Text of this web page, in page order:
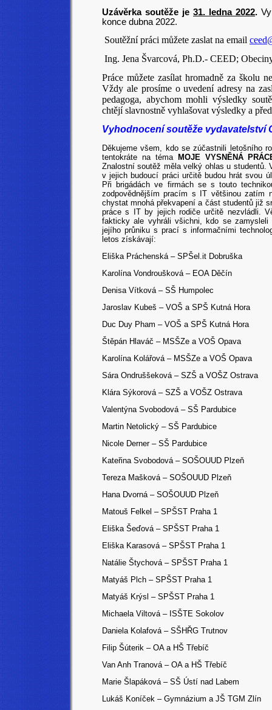
Uzávěrka soutěže je 31. ledna 2022.
konce dubna 2022.
Soutěžní práci můžete zaslat na email
Ing. Jena Švarcová, Ph.D.- CEED;
Práce můžete zasílat hromadně za školu
Vždy ale prosíme o uvedení adresy na
pedagoga, abychom mohli výsledky
chtějí slavnostně vyhlašovat výsledky a
Vyhodnocení soutěže vydavatelství
Děkujeme všem, kdo se zúčastnili letošního
tentokráte na téma MOJE VYSNĚNÁ
Znalostní soutěž měla velký ohlas u studentů.
v jejich budoucí práci určitě budou hrát svou
Při brigádách ve firmách se s touto
zodpovědnějším pracím s IT většinou zatím
chystat mnohá překvapení a část studentů již
práce s IT by jejich rodiče určitě nezvládli.
fakticky ale vyhráli všichni, kdo se
jejího průniku s prací s informačními
letos získávají:
Eliška Práchenská – SPŠel.it Dobruška
Karolína Vondroušková – EOA Děčín
Denisa Vítková – SŠ Humpolec
Jaroslav Kubeš – VOŠ a SPŠ Kutná Hora
Duc Duy Pham – VOŠ a SPŠ Kutná Hora
Štěpán Hlaváč – MSŠZe a VOŠ Opava
Karolína Kolářová – MSŠZe a VOŠ Opava
Sára Ondruššeková – SZŠ a VOŠZ Ostrava
Klára Sýkorová – SZŠ a VOŠZ Ostrava
Valentýna Svobodová – SŠ Pardubice
Martin Netolický – SŠ Pardubice
Nicole Derner – SŠ Pardubice
Kateřina Svobodová – SOŠOUUD Plzeň
Tereza Mašková – SOŠOUUD Plzeň
Hana Dvorná – SOŠOUUD Plzeň
Matouš Felkel – SPŠST Praha 1
Eliška Šeďová – SPŠST Praha 1
Eliška Karasová – SPŠST Praha 1
Natálie Štychová – SPŠST Praha 1
Matyáš Plch – SPŠST Praha 1
Matyáš Krýsl – SPŠST Praha 1
Michaela Viltová – ISŠTE Sokolov
Daniela Kolafová – SŠHŘG Trutnov
Filip Šúterik – OA a HŠ Třebíč
Van Anh Tranová – OA a HŠ Třebíč
Marie Šlapáková – SŠ Ústí nad Labem
Lukáš Koníček – Gymnázium a JŠ TGM Zlín